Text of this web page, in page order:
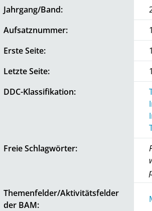
Jahrgang/Band:
Aufsatznummer:
Erste Seite:
Letzte Seite:
DDC-Klassifikation:
Freie Schlagwörter:
Themenfelder/Aktivitätsfelder
der BAM: